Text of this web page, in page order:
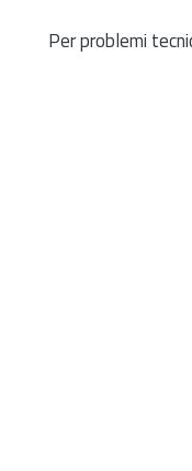
Per problemi